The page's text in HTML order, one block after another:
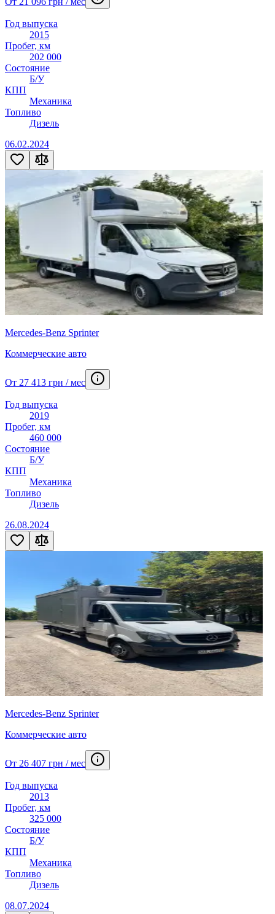
Год выпуска
2015
Пробег, км
202 000
Состояние
Б/У
КПП
Механика
Топливо
Дизель
06.02.2024
Mercedes-Benz Sprinter
Коммерческие авто
От 27 413 грн / мес
Год выпуска
2019
Пробег, км
460 000
Состояние
Б/У
КПП
Механика
Топливо
Дизель
26.08.2024
Mercedes-Benz Sprinter
Коммерческие авто
От 26 407 грн / мес
Год выпуска
2013
Пробег, км
325 000
Состояние
Б/У
КПП
Механика
Топливо
Дизель
08.07.2024